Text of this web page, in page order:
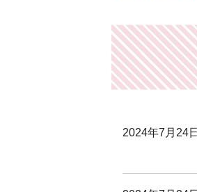
2024年7月24日